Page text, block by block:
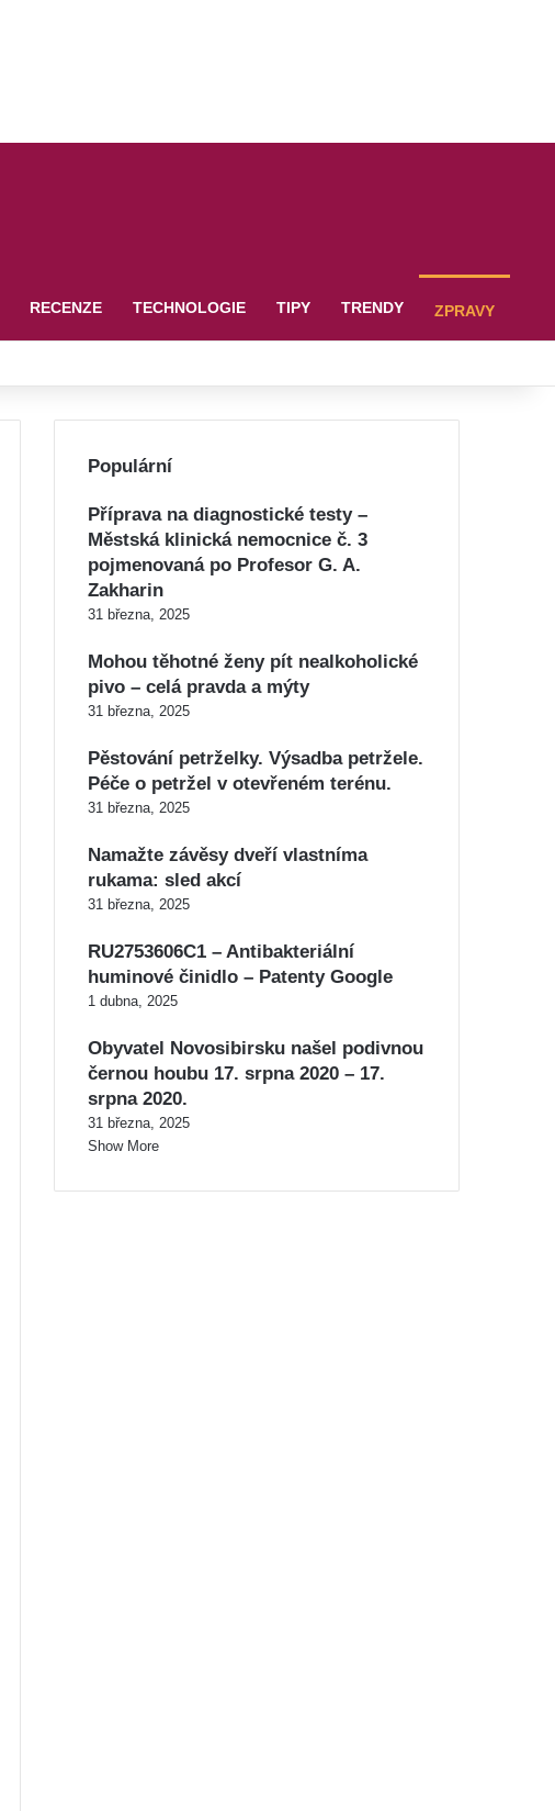
RECENZE TECHNOLOGIE TIPY TRENDY ZPRAVY
Populární
Příprava na diagnostické testy –
Městská klinická nemocnice č. 3
pojmenovaná po Profesor G. A.
Zakharin
31 března, 2025
Mohou těhotné ženy pít nealkoholické
pivo – celá pravda a mýty
31 března, 2025
Pěstování petrželky. Výsadba petržele.
Péče o petržel v otevřeném terénu.
31 března, 2025
Namažte závěsy dveří vlastníma
rukama: sled akcí
31 března, 2025
RU2753606C1 – Antibakteriální
huminové činidlo – Patenty Google
1 dubna, 2025
Obyvatel Novosibirsku našel podivnou
černou houbu 17. srpna 2020 – 17.
srpna 2020.
31 března, 2025
Show More